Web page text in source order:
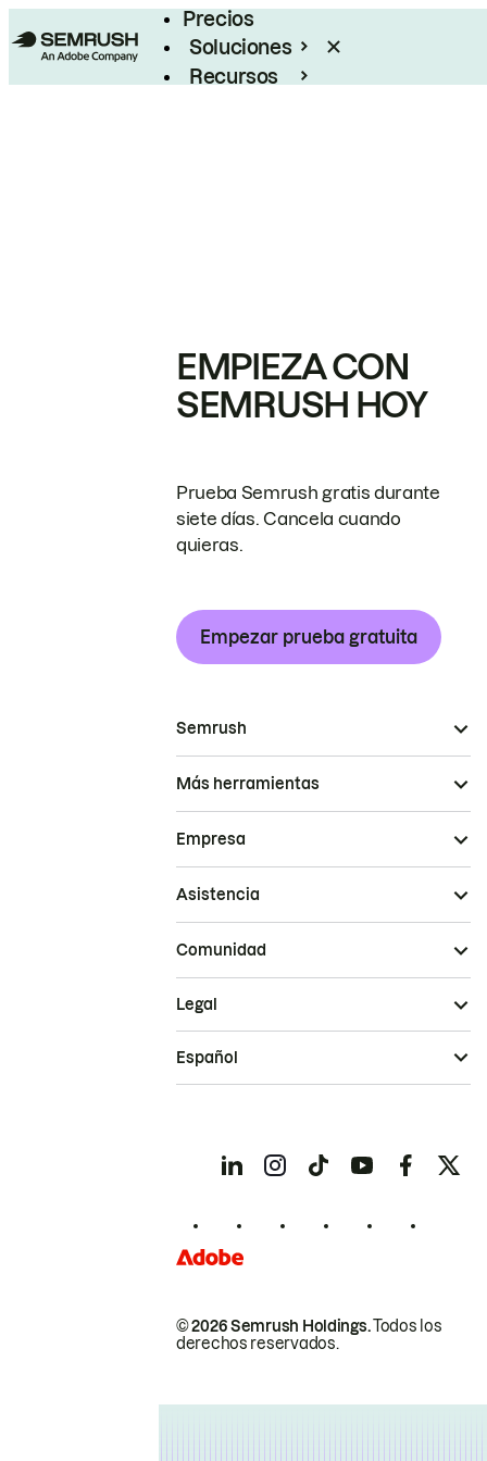
Precios
Soluciones
Recursos
EMPIEZA CON
SEMRUSH HOY
Prueba Semrush gratis durante
siete días. Cancela cuando
quieras.
Empezar prueba gratuita
Semrush
Más herramientas
Empresa
Asistencia
Comunidad
© 2026 Semrush Holdings.Todos los
derechos reservados.
Legal
Español